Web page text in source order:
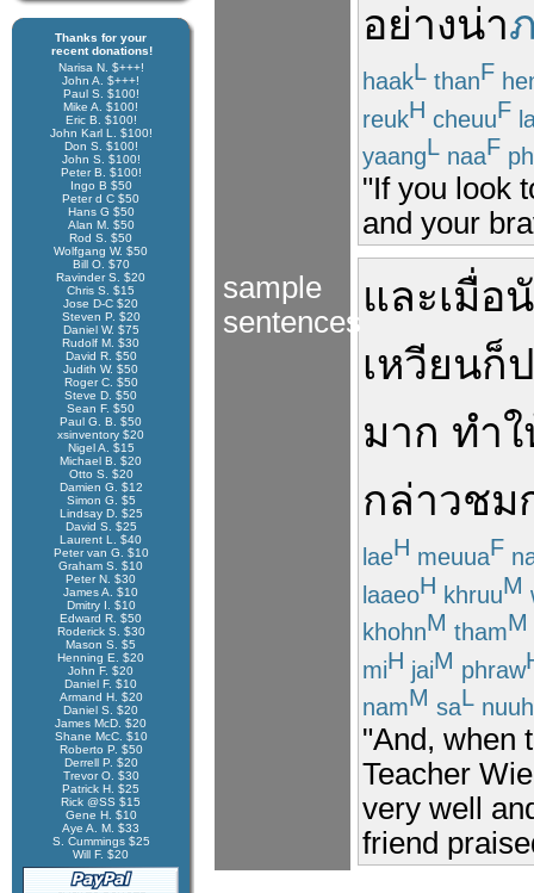
Thanks for your
recent donations!
Narisa N. $+++!
John A. $+++!
Paul S. $100!
Mike A. $100!
Eric B. $100!
John Karl L. $100!
Don S. $100!
John S. $100!
Peter B. $100!
Ingo B $50
Peter d C $50
Hans G $50
Alan M. $50
Rod S. $50
Wolfgang W. $50
Bill O. $70
Ravinder S. $20
Chris S. $15
Jose D-C $20
Steven P. $20
Daniel W. $75
Rudolf M. $30
David R. $50
Judith W. $50
Roger C. $50
Steve D. $50
Sean F. $50
Paul G. B. $50
xsinventory $20
Nigel A. $15
Michael B. $20
Otto S. $20
Damien G. $12
Simon G. $5
Lindsay D. $25
David S. $25
Laurent L. $40
Peter van G. $10
Graham S. $10
Peter N. $30
James A. $10
Dmitry I. $10
Edward R. $50
Roderick S. $30
Mason S. $5
Henning E. $20
John F. $20
Daniel F. $10
Armand H. $20
Daniel S. $20
James McD. $20
Shane McC. $10
Roberto P. $50
Derrell P. $20
Trevor O. $30
Patrick H. $25
Rick @SS $15
Gene H. $10
Aye A. M. $33
S. Cummings $25
Will F. $20
sample
sentences
อย่างน่า
haakL thanF
reukH cheuuF
yaangL naaF
"If you look
and your
และเมื่อ
เหวียนก็
มาก ทำ
กล่าวชม
laeH meuuaF
laaeoH khruuM
khohnM thamM
miH jaiM phraw
namM saL
"And, when
Teacher
very well
friend